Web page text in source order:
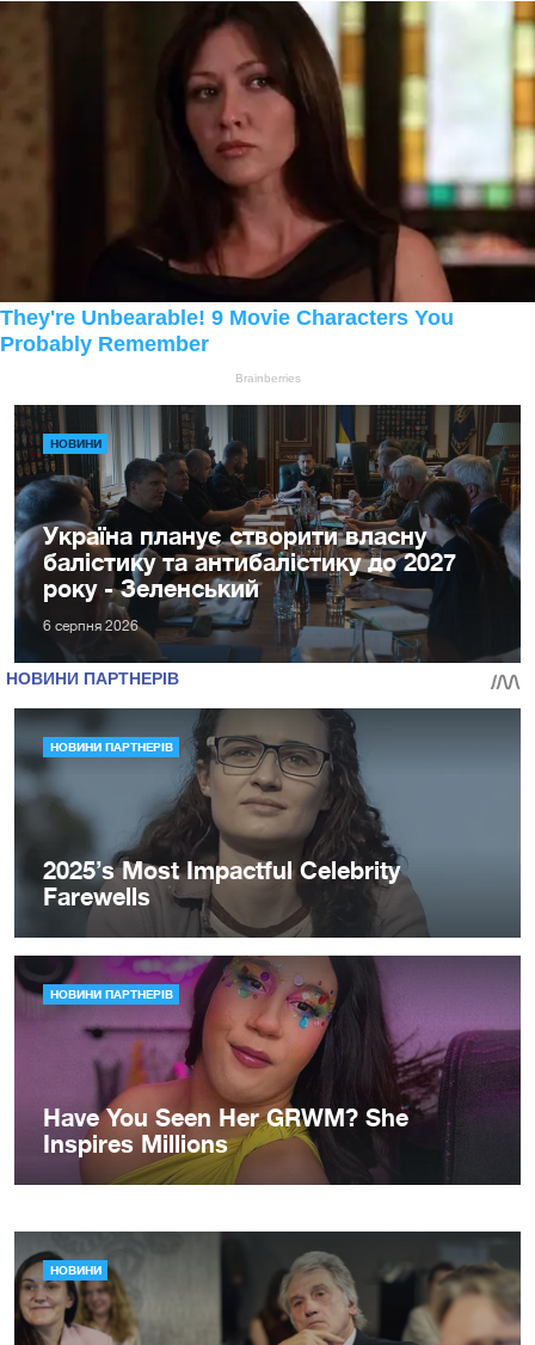
НОВИНИ
Україна планує створити власну
балістику та антибалістику до 2027
року - Зеленський
6 серпня 2026
НОВИНИ